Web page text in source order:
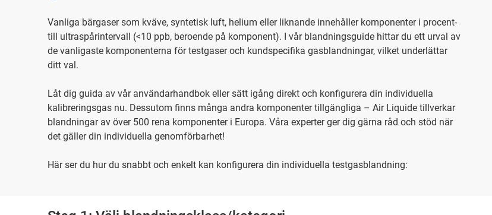
Vanliga bärgaser som kväve, syntetisk luft, helium eller liknande innehåller komponenter i procent-
till ultraspårintervall (<10 ppb, beroende på komponent). I vår blandningsguide hittar du ett urval av
de vanligaste komponenterna för testgaser och kundspecifika gasblandningar, vilket underlättar
ditt val.
Låt dig guida av vår användarhandbok eller sätt igång direkt och konfigurera din individuella
kalibreringsgas nu. Dessutom finns många andra komponenter tillgängliga – Air Liquide tillverkar
blandningar av över 500 rena komponenter i Europa. Våra experter ger dig gärna råd och stöd när
det gäller din individuella genomförbarhet!
Här ser du hur du snabbt och enkelt kan konfigurera din individuella testgasblandning: